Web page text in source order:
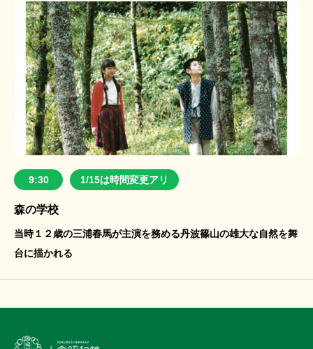
9:30 1/15は時間変更アリ
森の学校
当時１２歳の三浦春馬が主演を務める丹波篠山の雄大な自然を舞
台に描かれる